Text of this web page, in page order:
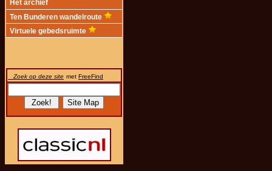
Het archief
Ten Bunderen wandelroute
Virtuele gebedsruimte
Zoek op deze site met FreeFind